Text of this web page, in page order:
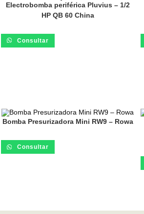
Electrobomba periférica Pluvius – 1/2
HP QB 60 China
Consultar
Bomba Presurizadora Mini RW9 – Rowa
Consultar